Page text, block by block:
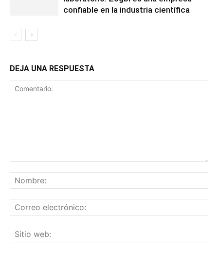
confiable en la industria científica
DEJA UNA RESPUESTA